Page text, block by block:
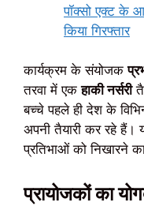
पॉक्सो एक्ट के
किया गिरफ्तार
कार्यक्रम के संयोजक
तरवा में एकहाकी नर्सरी
बच्चे पहले ही देश के
अपनी तैयारी कर रहे हैं।
प्रतिभाओं को निखारने
प्रायोजकों का